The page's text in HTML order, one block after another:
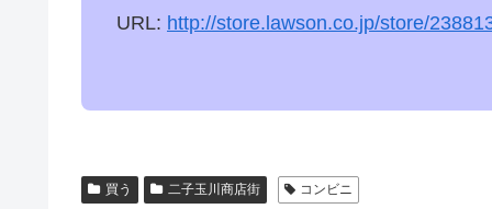
URL: http://store.lawson.co.jp/store/
買う 二子玉川商店街 コンビニ